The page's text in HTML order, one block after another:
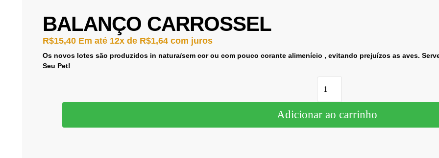
BALANÇO CARROSSEL
R$15,40 Em até 12x de R$1,64 com juros
Os novos lotes são produzidos in natura/sem cor ou com pouco corante alimenício , evitando prejuízos as aves.
Seu Pet!
Adicionar ao carrinho